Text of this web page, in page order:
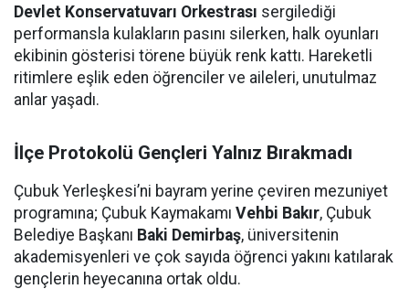
Devlet Konservatuvarı Orkestrası sergilediği
performansla kulakların pasını silerken, halk oyunları
ekibinin gösterisi törene büyük renk kattı. Hareketli
ritimlere eşlik eden öğrenciler ve aileleri, unutulmaz
anlar yaşadı.
İlçe Protokolü Gençleri Yalnız Bırakmadı
Çubuk Yerleşkesi’ni bayram yerine çeviren mezuniyet
programına; Çubuk Kaymakamı Vehbi Bakır, Çubuk
Belediye Başkanı Baki Demirbaş, üniversitenin
akademisyenleri ve çok sayıda öğrenci yakını katılarak
gençlerin heyecanına ortak oldu.